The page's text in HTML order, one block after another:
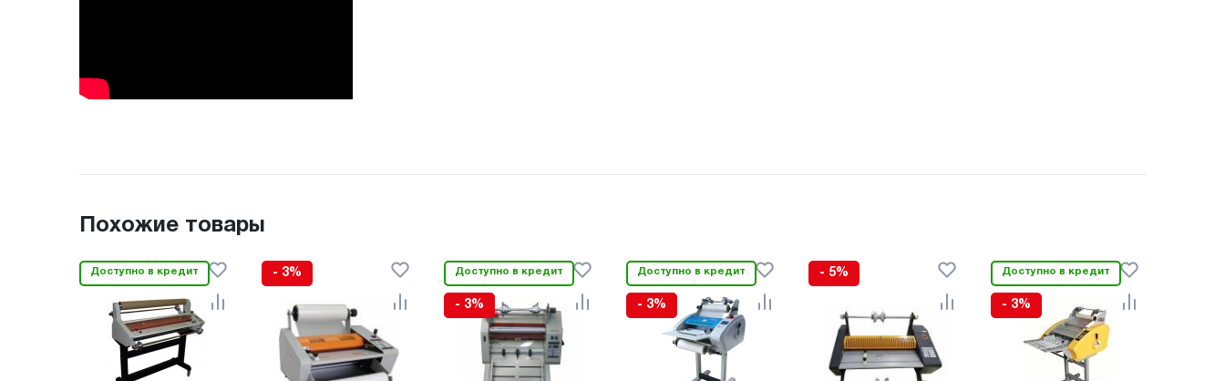
Похожие товары
Доступно в кредит - 3% Доступно в кредит
- 3%
Доступно в кредит
- 3%
- 5% Доступно в кредит
- 3%